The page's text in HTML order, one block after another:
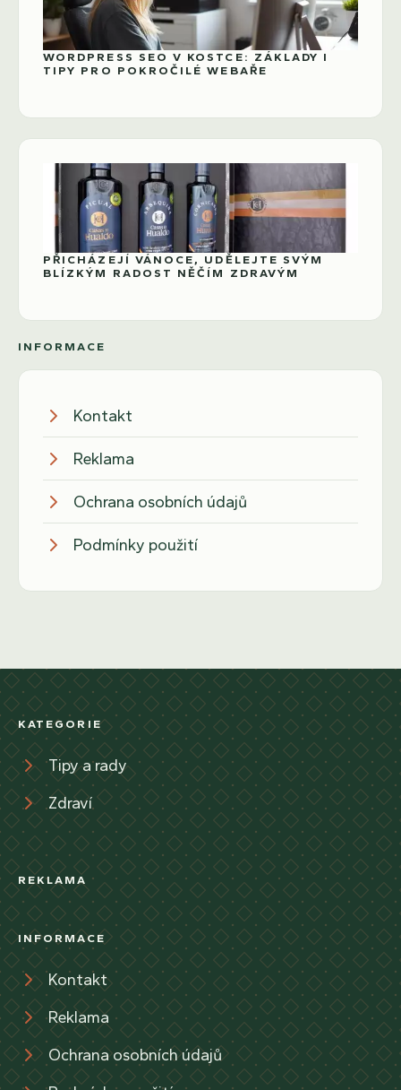
WORDPRESS SEO V KOSTCE: ZÁKLADY I
TIPY PRO POKROČILÉ WEBAŘE
PŘICHÁZEJÍ VÁNOCE, UDĚLEJTE SVÝM
BLÍZKÝM RADOST NĚČÍM ZDRAVÝM
INFORMACE
Kontakt
Reklama
Ochrana osobních údajů
Podmínky použití
KATEGORIE
Tipy a rady
Zdraví
REKLAMA
INFORMACE
Kontakt
Reklama
Ochrana osobních údajů